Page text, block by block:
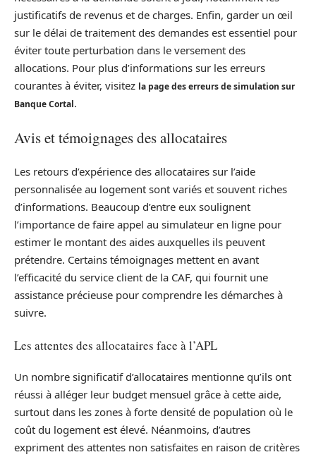
justificatifs de revenus et de charges. Enfin, garder un œil
sur le délai de traitement des demandes est essentiel pour
éviter toute perturbation dans le versement des
allocations. Pour plus d’informations sur les erreurs
courantes à éviter, visitez la page des erreurs de simulation sur
Banque Cortal.
Avis et témoignages des allocataires
Les retours d’expérience des allocataires sur l’aide
personnalisée au logement sont variés et souvent riches
d’informations. Beaucoup d’entre eux soulignent
l’importance de faire appel au simulateur en ligne pour
estimer le montant des aides auxquelles ils peuvent
prétendre. Certains témoignages mettent en avant
l’efficacité du service client de la CAF, qui fournit une
assistance précieuse pour comprendre les démarches à
suivre.
Les attentes des allocataires face à l’APL
Un nombre significatif d’allocataires mentionne qu’ils ont
réussi à alléger leur budget mensuel grâce à cette aide,
surtout dans les zones à forte densité de population où le
coût du logement est élevé. Néanmoins, d’autres
expriment des attentes non satisfaites en raison de critères